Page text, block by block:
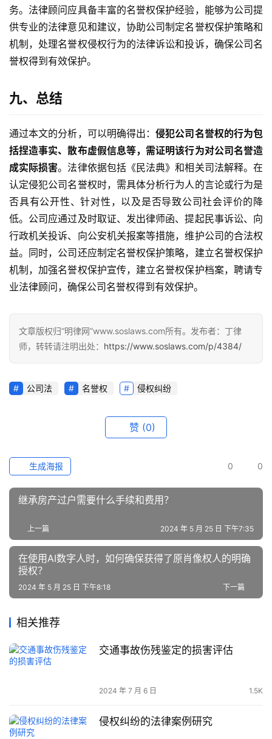
务。法律顾问应具备丰富的名誉权保护经验，能够为公司提
供专业的法律意见和建议，协助公司制定名誉权保护策略和
机制，处理名誉权侵权行为的法律诉讼和投诉，确保公司名
誉权得到有效保护。
九、总结
通过本文的分析，可以明确得出：侵犯公司名誉权的行为包
括捏造事实、散布虚假信息等，需证明该行为对公司名誉造
成实际损害。法律依据包括《民法典》和相关司法解释。在
认定侵犯公司名誉权时，需具体分析行为人的言论或行为是
否具有公开性、针对性，以及是否导致公司社会评价的降
低。公司应通过及时取证、发出律师函、提起民事诉讼、向
行政机关投诉、向公安机关报案等措施，维护公司的合法权
益。同时，公司还应制定名誉权保护策略，建立名誉权保护
机制，加强名誉权保护宣传，建立名誉权保护档案，聘请专
业法律顾问，确保公司名誉权得到有效保护。
文章版权归“明律网”www.soslaws.com所有。发布者：丁律
师，转转请注明出处： https://www.soslaws.com/p/4384/
公司法 名誉权 侵权纠纷
赞 (0)
0 0
生成海报
继承房产过户需要什么手续和费用？
上一篇 2024 年 5 月 25 日 下午7:35
在使用AI数字人时，如何确保获得了原肖像权人的明确
授权？
下一篇
2024 年 5 月 25 日 下午8:18
相关推荐
交通事故伤残鉴定的损害评估
2024 年 7 月 6 日 1.5K
侵权纠纷的法律案例研究